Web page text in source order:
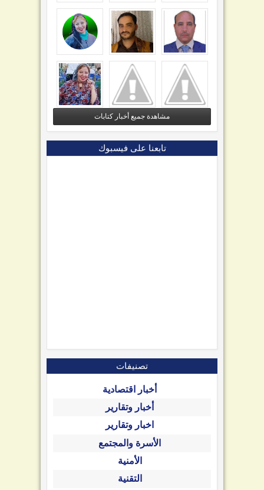
مشاهدة جميع أخبار كتابات
تابعنا على فيسبوك
تصنيفات
أخبار اقتصادية
أخبار وتقارير
اخبار وتقارير
الأسرة والمجتمع
الأمنية
التقنية